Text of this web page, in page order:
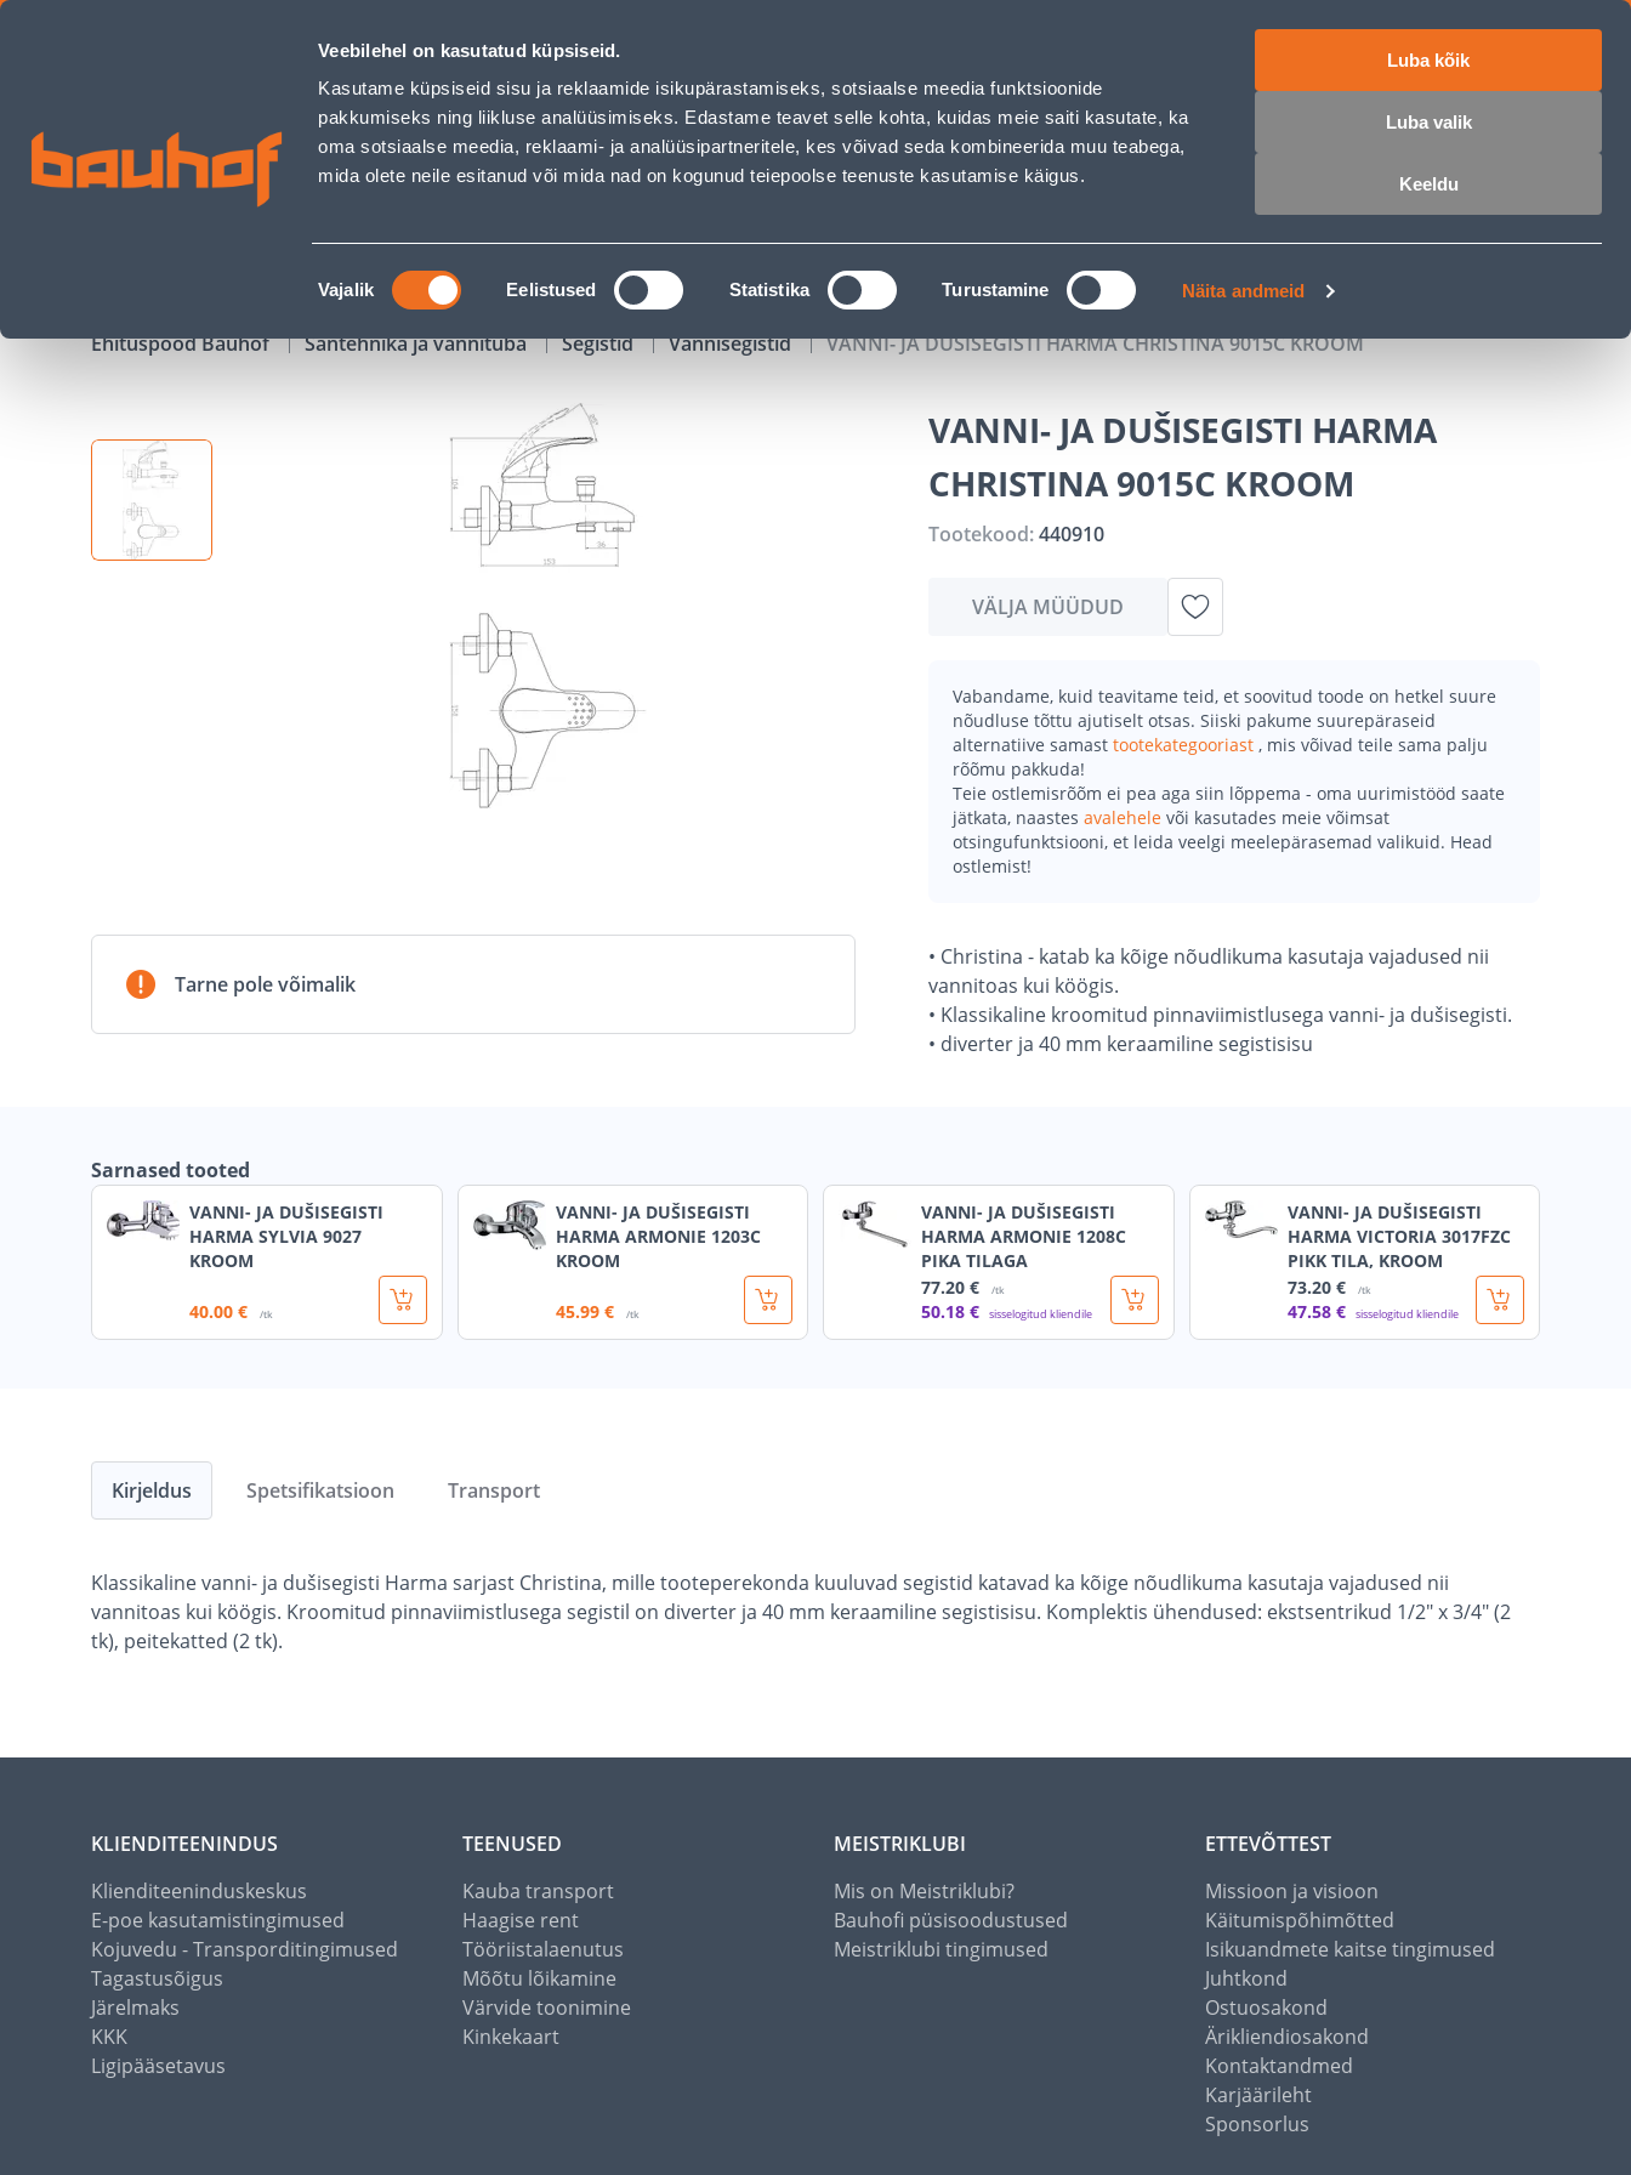
Veebilehel on kasutatud küpsiseid.
Kasutame küpsiseid sisu ja reklaamide isikupärastamiseks, sotsiaalse meedia funktsioonide
pakkumiseks ning liikluse analüüsimiseks. Edastame teavet selle kohta, kuidas meie saiti kasutate, ka
oma sotsiaalse meedia, reklaami- ja analüüsipartneritele, kes võivad seda kombineerida muu teabega,
mida olete neile esitanud või mida nad on kogunud teiepoolse teenuste kasutamise käigus.
Nõusoleku
valik
Vajalik Eelistused Statistika Turustamine Näita andmeid
Luba kõik
Luba valik
Keeldu
VANNI- JA DUŠISEGISTI HARMA CHRISTINA 9015C KROOM - Bauhof has loaded
Äriklienditeenindus Klienditeenindus Teenused Karjäärileht
OTSI Logi sisse
KAMPAANIAD KATALOOGID TÖÖRIISTALAENUTUS JÄRELMAKS
Ehituspood Bauhof Santehnika ja vannituba Segistid Vannisegistid VANNI- JA DUŠISEGISTI HARMA CHRISTINA 9015C KROOM
Tarne pole võimalik
VANNI- JA DUŠISEGISTI HARMA
CHRISTINA 9015C KROOM
Tootekood:440910
VÄLJA MÜÜDUD
Vabandame, kuid teavitame teid, et soovitud toode on hetkel suure
nõudluse tõttu ajutiselt otsas. Siiski pakume suurepäraseid
alternatiive samast tootekategooriast , mis võivad teile sama palju
rõõmu pakkuda!
Teie ostlemisrõõm ei pea aga siin lõppema - oma uurimistööd saate
jätkata, naastes avalehele või kasutades meie võimsat
otsingufunktsiooni, et leida veelgi meelepärasemad valikuid. Head
ostlemist!
• Christina - katab ka kõige nõudlikuma kasutaja vajadused nii
vannitoas kui köögis.
• Klassikaline kroomitud pinnaviimistlusega vanni- ja dušisegisti.
• diverter ja 40 mm keraamiline segistisisu
Sarnased tooted
VANNI- JA DUŠISEGISTI
HARMA SYLVIA 9027
KROOM
40.00 € /tk
VANNI- JA DUŠISEGISTI
HARMA ARMONIE 1203C
KROOM
45.99 € /tk
VANNI- JA DUŠISEGISTI
HARMA ARMONIE 1208C
PIKA TILAGA
77.20 € /tk
50.18 € sisselogitud kliendile
VANNI- JA DUŠISEGISTI
HARMA VICTORIA 3017FZC
PIKK TILA, KROOM
73.20 € /tk
47.58 € sisselogitud kliendile
Kirjeldus
Klassikaline vanni- ja dušisegisti Harma sarjast Christina, mille tooteperekonda kuuluvad segistid katavad ka kõige nõudlikuma kasutaja vajadused nii
vannitoas kui köögis. Kroomitud pinnaviimistlusega segistil on diverter ja 40 mm keraamiline segistisisu. Komplektis ühendused: ekstsentrikud 1/2" x 3/4" (2
tk), peitekatted (2 tk).
Spetsifikatsioon Transport
KLIENDITEENINDUS
Klienditeeninduskeskus
E-poe kasutamistingimused
Kojuvedu - Transporditingimused
Tagastusõigus
Järelmaks
KKK
Ligipääsetavus
TEENUSED
Kauba transport
Haagise rent
Tööriistalaenutus
Mõõtu lõikamine
Värvide toonimine
Kinkekaart
MEISTRIKLUBI
Mis on Meistriklubi?
Bauhofi püsisoodustused
Meistriklubi tingimused
ETTEVÕTTEST
Missioon ja visioon
Käitumispõhimõtted
Isikuandmete kaitse tingimused
Juhtkond
Ostuosakond
Ärikliendiosakond
Kontaktandmed
Karjäärileht
Sponsorlus